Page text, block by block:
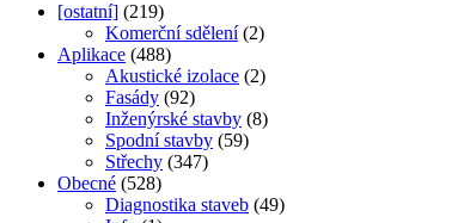
[ostatní] (219)
Komerční sdělení (2)
Aplikace (488)
Akustické izolace (2)
Fasády (92)
Inženýrské stavby (8)
Spodní stavby (59)
Střechy (347)
Obecné (528)
Diagnostika staveb (49)